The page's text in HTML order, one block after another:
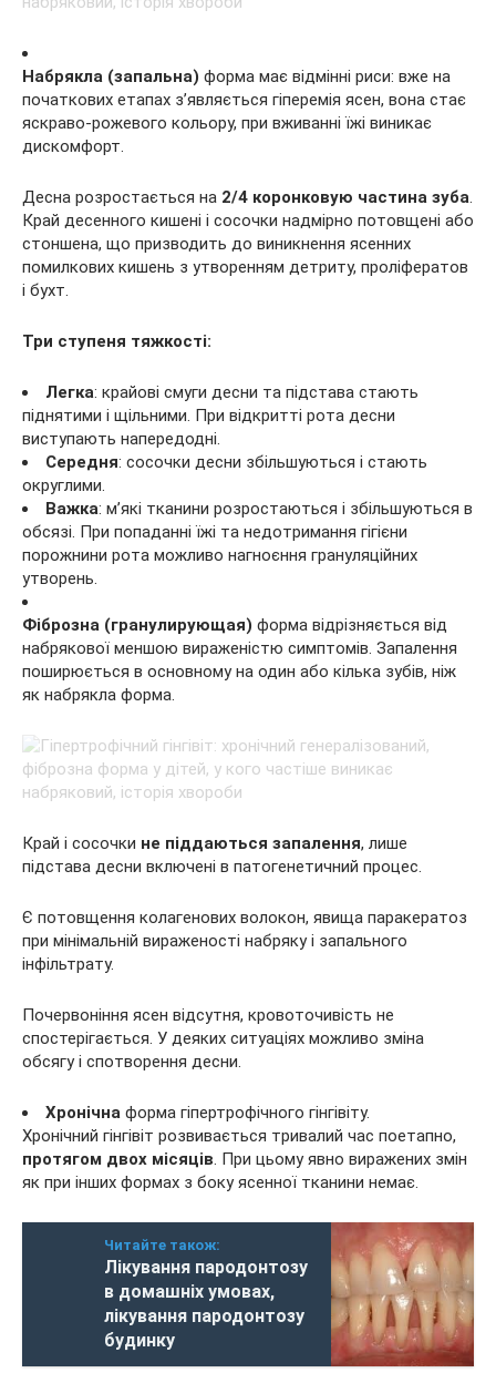
Набрякла (запальна) форма має відмінні риси: вже на
початкових етапах з’являється гіперемія ясен, вона стає
яскраво-рожевого кольору, при вживанні їжі виникає
дискомфорт.
Десна розростається на 2/4 коронковую частина зуба.
Край десенного кишені і сосочки надмірно потовщені або
стоншена, що призводить до виникнення ясенних
помилкових кишень з утворенням детриту, проліфератов
і бухт.
Три ступеня тяжкості:
Легка: крайові смуги десни та підстава стають
піднятими і щільними. При відкритті рота десни
виступають напередодні.
Середня: сосочки десни збільшуються і стають
округлими.
Важка: м’які тканини розростаються і збільшуються в
обсязі. При попаданні їжі та недотримання гігієни
порожнини рота можливо нагноєння грануляційних
утворень.
Фіброзна (гранулирующая) форма відрізняється від
набрякової меншою вираженістю симптомів. Запалення
поширюється в основному на один або кілька зубів, ніж
як набрякла форма.
Край і сосочки не піддаються запалення, лише
підстава десни включені в патогенетичний процес.
Є потовщення колагенових волокон, явища паракератоз
при мінімальній вираженості набряку і запального
інфільтрату.
Почервоніння ясен відсутня, кровоточивість не
спостерігається. У деяких ситуаціях можливо зміна
обсягу і спотворення десни.
Хронічна форма гіпертрофічного гінгівіту.
Хронічний гінгівіт розвивається тривалий час поетапно,
протягом двох місяців. При цьому явно виражених змін
як при інших формах з боку ясенної тканини немає.
Читайте також:
Лікування пародонтозу
в домашніх умовах,
лікування пародонтозу
будинку